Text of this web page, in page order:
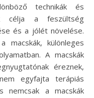
technikák és
célja a feszültség
és a jólét növelése.
macskák, különleges
A macskák
éreznek,
egyfajta terápiás
nemcsak a macskák